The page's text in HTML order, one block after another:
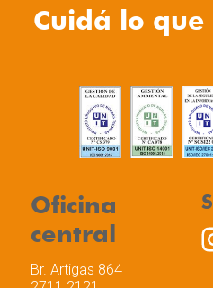
Cuidá lo que
Oficina
central
Br. Artigas 864